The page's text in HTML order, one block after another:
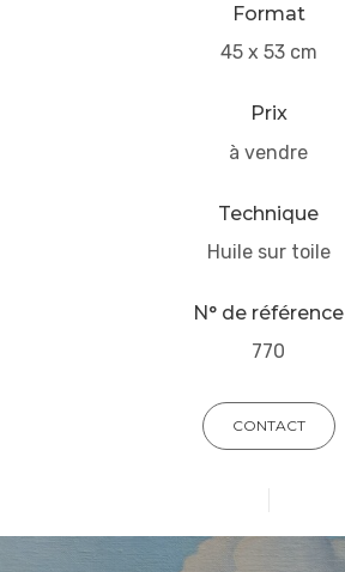
Format
45 x 53 cm
Prix
à vendre
Technique
Huile sur toile
N° de référence
770
CONTACT